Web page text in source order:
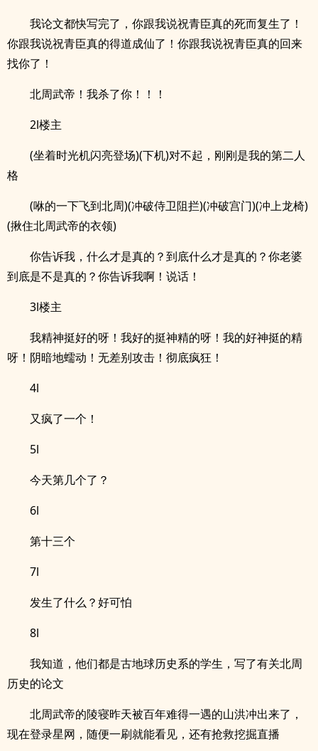
我论文都快写完了，你跟我说祝青臣真的死而复生了！
你跟我说祝青臣真的得道成仙了！你跟我说祝青臣真的回来
找你了！
北周武帝！我杀了你！！！
2l楼主
(坐着时光机闪亮登场)(下机)对不起，刚刚是我的第二人
格
(咻的一下飞到北周)(冲破侍卫阻拦)(冲破宫门)(冲上龙椅)
(揪住北周武帝的衣领)
你告诉我，什么才是真的？到底什么才是真的？你老婆
到底是不是真的？你告诉我啊！说话！
3l楼主
我精神挺好的呀！我好的挺神精的呀！我的好神挺的精
呀！阴暗地蠕动！无差别攻击！彻底疯狂！
4l
又疯了一个！
5l
今天第几个了？
6l
第十三个
7l
发生了什么？好可怕
8l
我知道，他们都是古地球历史系的学生，写了有关北周
历史的论文
北周武帝的陵寝昨天被百年难得一遇的山洪冲出来了，
现在登录星网，随便一刷就能看见，还有抢救挖掘直播